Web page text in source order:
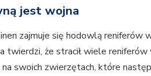
jest wojna
zajmuje się hodowlą reniferów
twierdzi, że stracił wiele
na swoich zwierzętach, które